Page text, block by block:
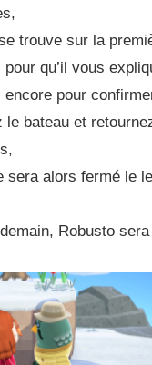
trouve sur la
pour qu’il vous
encore pour
le bateau et
sera alors fermé le
Robusto